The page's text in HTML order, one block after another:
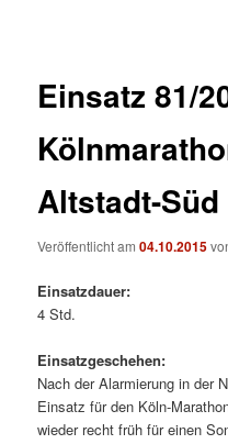
Einsatz 81/
Altstadt-Süd
Veröffentlicht am04.10.2015
Einsatzdauer:
4 Std.
Einsatzgeschehen:
Nach der Alarmierung in der
Einsatz für den Köln-
wieder recht früh für einen